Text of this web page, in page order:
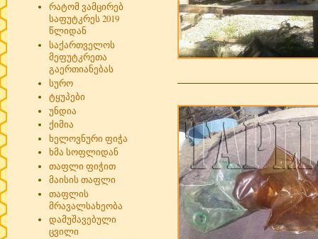
რატომ ვამცირებ
საფუტკრეს 2019
წლიდან
საქართველოს
მეფუტკრეთა
გაერთიანებას
სურო
ტყუპები
უნდია
ქიმია
ხელოვნური ფიჭა
ხმა სოფლიდან
თაფლი ფიჭით
მაისის თაფლი
თაფლის
მრავალსახეობა
დამუშავებული
ცვილი